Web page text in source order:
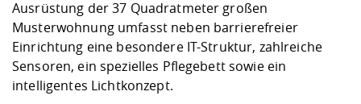
Ausrüstung der 37 Quadratmeter großen
Musterwohnung umfasst neben barrierefreier
Einrichtung eine besondere IT-Struktur, zahlreiche
Sensoren, ein spezielles Pflegebett sowie ein
intelligentes Lichtkonzept.